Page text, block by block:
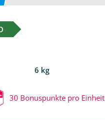
6 kg
30 Bonuspunkte pro Einheit